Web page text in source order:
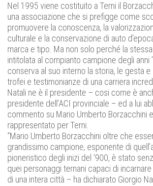
Nel 1995 viene costituito a Terni il
una associazione che si prefigge come
promuovere la conoscenza, la
culturale e la conservazione di auto
marca e tipo. Ma non solo perché la
intitolata al compianto campione degli anni
conserva al suo interno la storia, le gesta e
trofei e testimonianze di una carriera
Natali ne è il presidente – cosi come è
presidente dell’ACI provinciale – ed a lui
commento su Mario Umberto Borzacchini
rappresentato per Terni.
“Mario Umberto Borzacchini oltre che
grandissimo campione, esponente di
pioneristico degli inizi del ‘900, è stato
quei personaggi ternani capaci di
di una intera città – ha dichiarato Giorgio